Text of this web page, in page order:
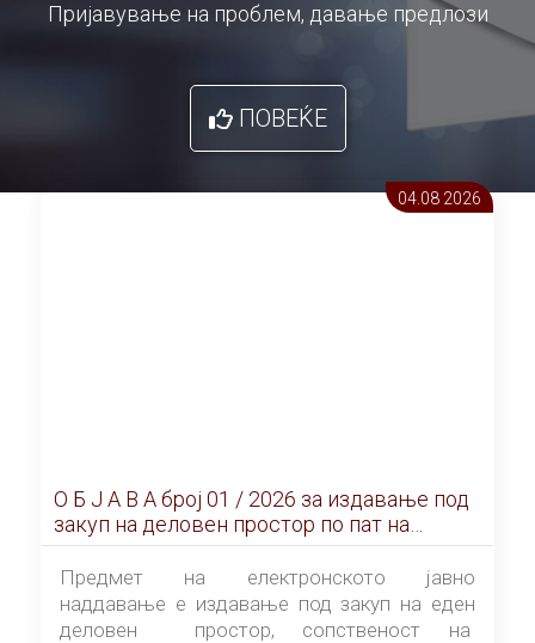
Пријавување на проблем, давање предлози
ПОВЕЌЕ
04.08 2026
О Б Ј А В А брoj 01 / 2026 за издавање под
закуп на деловен простор по пат на
ЕЛЕКТРОНСКО ЈАВНО НАДДАВАЊЕ
Предмет на електронското јавно
наддавање е издавање под закуп на еден
деловен простор, сопственост на